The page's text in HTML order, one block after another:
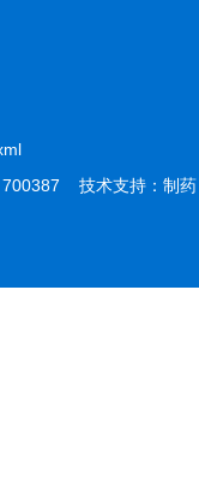
技术支持： 制药